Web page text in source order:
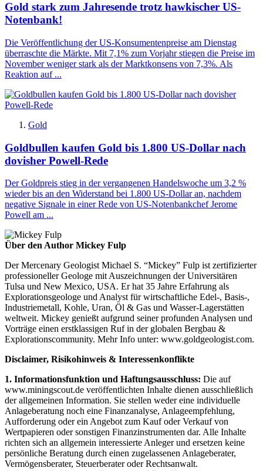
Gold stark zum Jahresende trotz hawkischer US-
Notenbank!
Die Veröffentlichung der US-Konsumentenpreise am Dienstag
überraschte die Märkte. Mit 7,1% zum Vorjahr stiegen die Preise im
November weniger stark als der Marktkonsens von 7,3%. Als
Reaktion auf ...
Gold
Goldbullen kaufen Gold bis 1.800 US-Dollar nach
dovisher Powell-Rede
Der Goldpreis stieg in der vergangenen Handelswoche um 3,2 %
wieder bis an den Widerstand bei 1.800 US-Dollar an, nachdem
negative Signale in einer Rede von US-Notenbankchef Jerome
Powell am ...
Über den Author Mickey Fulp
Der Mercenary Geologist Michael S. “Mickey” Fulp ist zertifizierter
professioneller Geologe mit Auszeichnungen der Universitären
Tulsa und New Mexico, USA. Er hat 35 Jahre Erfahrung als
Explorationsgeologe und Analyst für wirtschaftliche Edel-, Basis-,
Industriemetall, Kohle, Uran, Öl & Gas und Wasser-Lagerstätten
weltweit. Mickey genießt aufgrund seiner profunden Analysen und
Vorträge einen erstklassigen Ruf in der globalen Bergbau &
Explorationscommunity. Mehr Info unter: www.goldgeologist.com.
Disclaimer, Risikohinweis & Interessenkonflikte
1. Informationsfunktion und Haftungsausschluss: Die auf
www.miningscout.de veröffentlichten Inhalte dienen ausschließlich
der allgemeinen Information. Sie stellen weder eine individuelle
Anlageberatung noch eine Finanzanalyse, Anlageempfehlung,
Aufforderung oder ein Angebot zum Kauf oder Verkauf von
Wertpapieren oder sonstigen Finanzinstrumenten dar. Alle Inhalte
richten sich an allgemein interessierte Anleger und ersetzen keine
persönliche Beratung durch einen zugelassenen Anlageberater,
Vermögensberater, Steuerberater oder Rechtsanwalt.